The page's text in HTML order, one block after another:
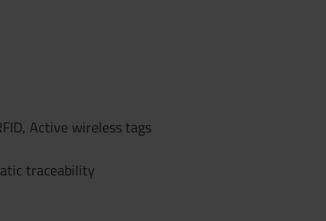
Active wireless tags
traceability